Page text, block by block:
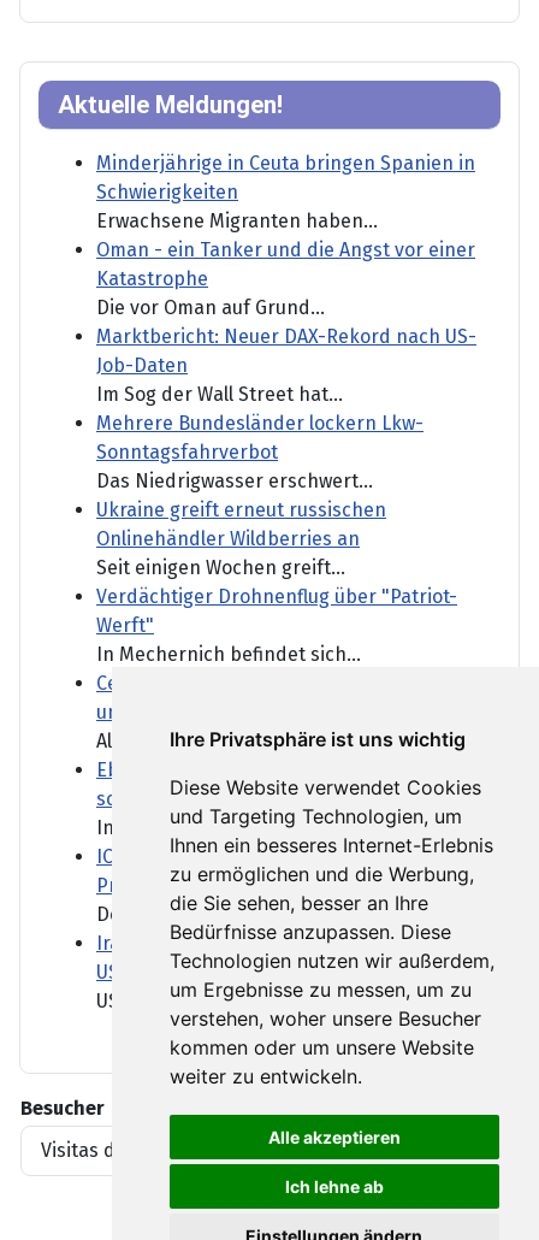
Ihre Privatsphäre ist uns wichtig
Diese Website verwendet Cookies
und Targeting Technologien, um
Ihnen ein besseres Internet-Erlebnis
zu ermöglichen und die Werbung,
die Sie sehen, besser an Ihre
Bedürfnisse anzupassen. Diese
Technologien nutzen wir außerdem,
um Ergebnisse zu messen, um zu
verstehen, woher unsere Besucher
kommen oder um unsere Website
weiter zu entwickeln.
Alle akzeptieren
Ich lehne ab
Einstellungen ändern
Aktuelle Meldungen!
Minderjährige in Ceuta bringen Spanien in
Schwierigkeiten
Erwachsene Migranten haben...
Oman - ein Tanker und die Angst vor einer
Katastrophe
Die vor Oman auf Grund...
Marktbericht: Neuer DAX-Rekord nach US-
Job-Daten
Im Sog der Wall Street hat...
Mehrere Bundesländer lockern Lkw-
Sonntagsfahrverbot
Das Niedrigwasser erschwert...
Ukraine greift erneut russischen
Onlinehändler Wildberries an
Seit einigen Wochen greift...
Verdächtiger Drohnenflug über "Patriot-
Werft"
In Mechernich befindet sich...
Ceuta-Krise - Madrid droht Rom im Streit
um Grenzkontrollen
Als Reaktion auf den Ansturm...
Ebolavirus in DR Kongo verbreitet sich
schneller als je zuvor
In der DR Kongo ist die Zahl...
ICE Berlin-Paris fällt wegen technischer
Probleme vorerst aus
Der Direktzug zwischen...
Iran-Krieg: Ein bulgarisches Dorf gegen
US-Flugzeuge
US-Tankflugzeuge dürfen...
Besucher
Visitas del artículo